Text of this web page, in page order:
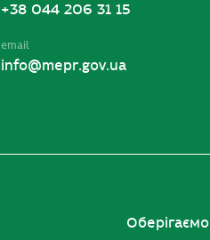
+38 044 206 31 15
email
info@mepr.gov.ua
Оберігаємо